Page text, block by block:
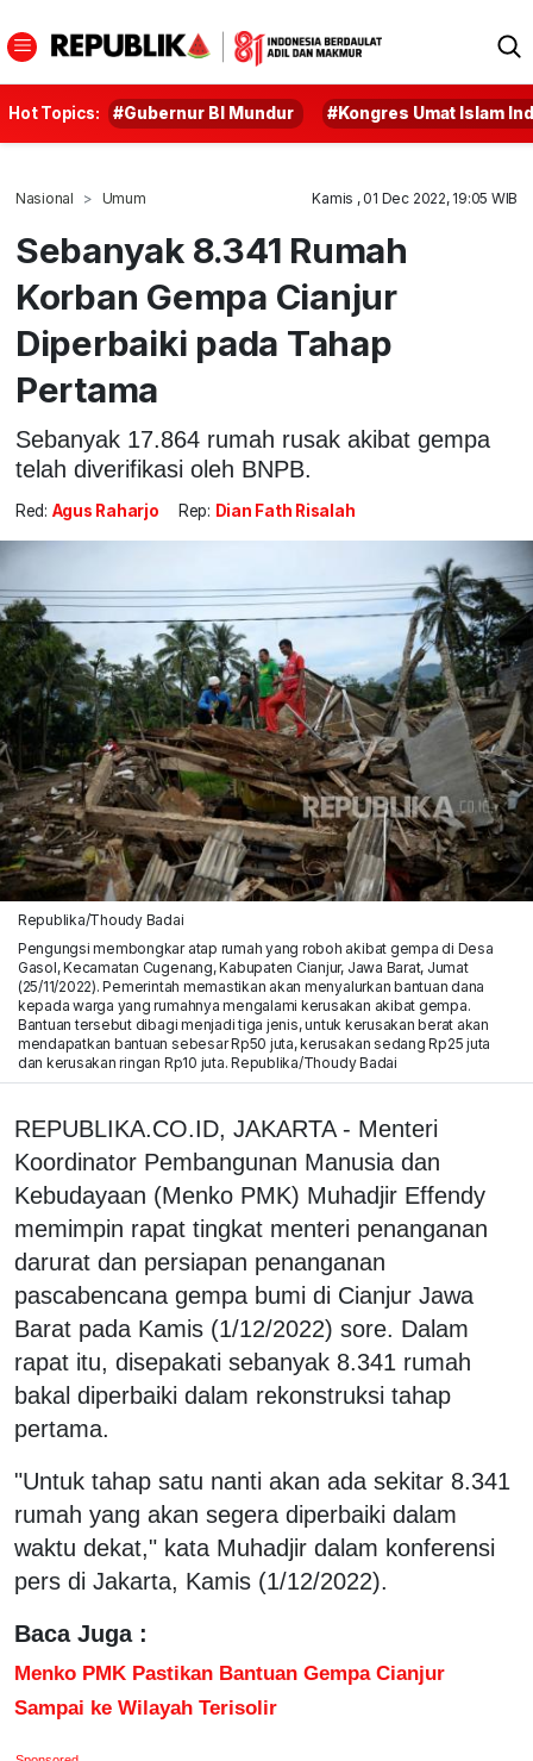
Hot Topics: #Gubernur BI Mundur #Kongres Umat Islam
Nasional Umum Kamis , 01 Dec 2022, 19:05 WIB
Sebanyak 8.341 Rumah
Korban Gempa Cianjur
Diperbaiki pada Tahap
Pertama
Sebanyak 17.864 rumah rusak akibat gempa
telah diverifikasi oleh BNPB.
Red: Agus Raharjo Rep: Dian Fath Risalah
Republika/Thoudy Badai
Pengungsi membongkar atap rumah yang roboh akibat gempa di Desa
Gasol, Kecamatan Cugenang, Kabupaten Cianjur, Jawa Barat, Jumat
(25/11/2022). Pemerintah memastikan akan menyalurkan bantuan dana
kepada warga yang rumahnya mengalami kerusakan akibat gempa.
Bantuan tersebut dibagi menjadi tiga jenis, untuk kerusakan berat akan
mendapatkan bantuan sebesar Rp50 juta, kerusakan sedang Rp25 juta
dan kerusakan ringan Rp10 juta. Republika/Thoudy Badai
REPUBLIKA.CO.ID, JAKARTA - Menteri
Koordinator Pembangunan Manusia dan
Kebudayaan (Menko PMK) Muhadjir Effendy
memimpin rapat tingkat menteri penanganan
darurat dan persiapan penanganan
pascabencana gempa bumi di Cianjur Jawa
Barat pada Kamis (1/12/2022) sore. Dalam
rapat itu, disepakati sebanyak 8.341 rumah
bakal diperbaiki dalam rekonstruksi tahap
pertama.
"Untuk tahap satu nanti akan ada sekitar 8.341
rumah yang akan segera diperbaiki dalam
waktu dekat," kata Muhadjir dalam konferensi
pers di Jakarta, Kamis (1/12/2022).
Baca Juga :
Menko PMK Pastikan Bantuan Gempa Cianjur
Sampai ke Wilayah Terisolir